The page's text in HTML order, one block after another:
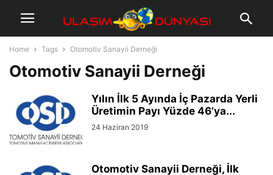
Home Tags Otomotiv Sanayii Derneği
Otomotiv Sanayii Derneği
Yılın İlk 5 Ayında İç Pazarda Yerli
Üretimin Payı Yüzde 46’ya...
24 Haziran 2019
Otomotiv Sanayii Derneği, İlk